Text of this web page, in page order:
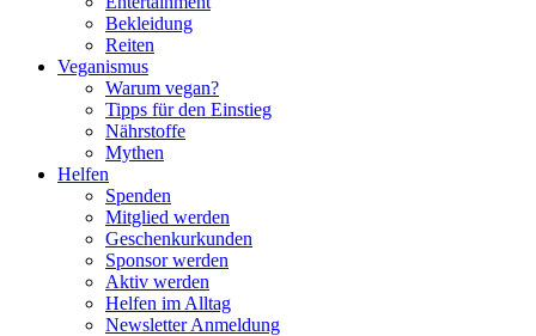
Bekleidung
Reiten
Veganismus
Warum vegan?
Tipps für den Einstieg
Nährstoffe
Mythen
Helfen
Spenden
Mitglied werden
Geschenkurkunden
Sponsor werden
Aktiv werden
Helfen im Alltag
Newsletter Anmeldung